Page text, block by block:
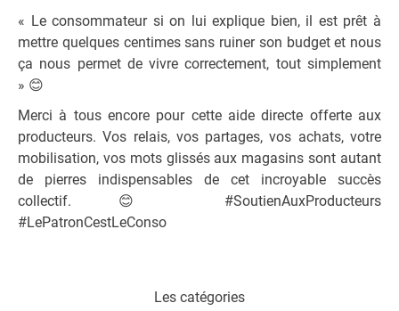
« Le consommateur si on lui explique bien, il est prêt à
mettre quelques centimes sans ruiner son budget et nous
ça nous permet de vivre correctement, tout simplement
» 😊
Merci à tous encore pour cette aide directe offerte aux
producteurs. Vos relais, vos partages, vos achats, votre
mobilisation, vos mots glissés aux magasins sont autant
de pierres indispensables de cet incroyable succès
collectif. 😊
#SoutienAuxProducteurs
#LePatronCestLeConso
Les catégories